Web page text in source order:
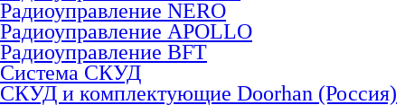
Радиоуправление NERO
Радиоуправление APOLLO
Радиоуправление BFT
Система СКУД
СКУД и комплектующие Doorhan (Россия)